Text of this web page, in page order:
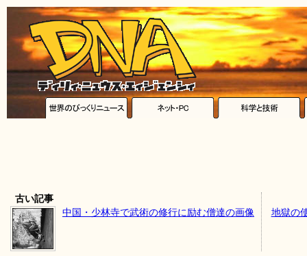
古い記事
中国・少林寺で武術の修行に励む僧達の画像
地獄の